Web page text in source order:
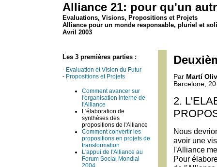
Alliance 21: pour qu'un
Evaluations, Visions, Propositions et Projets
Alliance pour un monde responsable, pluriel et
Avril 2003
Les 3 premières parties :
- Evaluation et Vision du Futur
- Propositions et Projets
Comment avancer sur
l'organisation interne de
l'Alliance
L'élaboration de
synthèses des
propositions de l'Alliance
Comment convertir les
propositions en projets de
transformation
L'appui de l'Alliance au
Forum Social Mondial
2004
Par Martí
Barcelone,
2.
Nous
avoir une
l'Alliance
Pour